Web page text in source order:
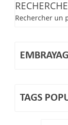
Rechercher un
TAGS